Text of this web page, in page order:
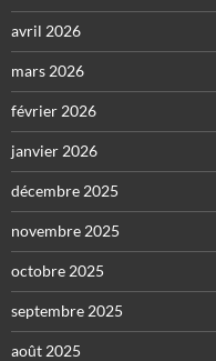
avril 2026
mars 2026
février 2026
janvier 2026
décembre 2025
novembre 2025
octobre 2025
septembre 2025
août 2025